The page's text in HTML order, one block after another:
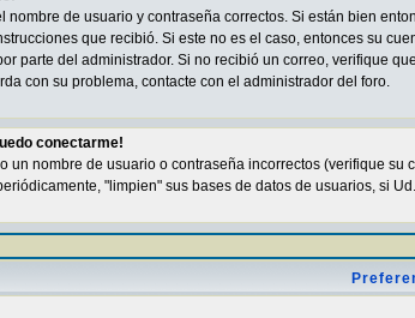
nombre de usuario y contraseña correctos. Si están bien
que recibió. Si este no es el caso, entonces su
parte del administrador. Si no recibió un correo, verifique
con su problema, contacte con el administrador del foro.
conectarme!
un nombre de usuario o contraseña incorrectos (verifique
"limpien" sus bases de datos de usuarios, si